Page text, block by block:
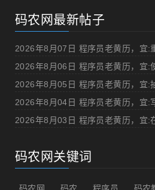
码农网最新帖子
2026年8月05日 程序员老黄历，宜:
码农网关键词